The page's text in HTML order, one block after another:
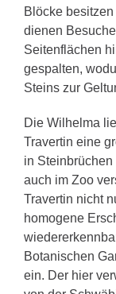
Blöcke
dienen
Seitenflächen
gespalten,
Steins zur
Die Wilhelma
Travertin eine
in
auch im Zoo
Travertin nicht
homogene
Botanischen
ein. Der hier